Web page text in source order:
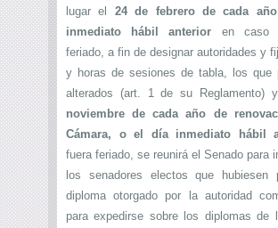
lugar el 24 de febrero de cada
inmediato hábil anterior en caso
feriado, a fin de designar autoridades y
y horas de sesiones de tabla, los que
alterados (art. 1 de su
noviembre de cada año de
Cámara, o el día inmediato hábil
fuera feriado, se reunirá el Senado para
los senadores electos que hubiesen
diploma otorgado por la autoridad
para expedirse sobre los diplomas de